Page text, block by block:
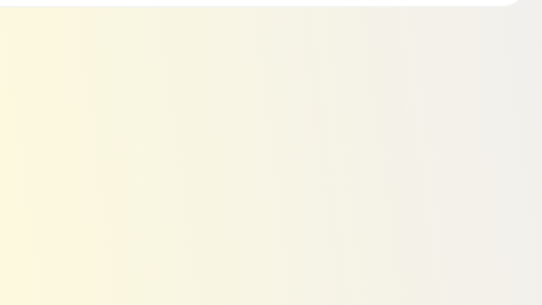
не принесуть задоволення ні вам, ні дитині.